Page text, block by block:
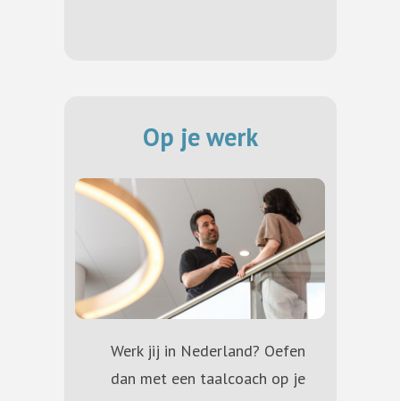
Op je werk
Werk jij in Nederland? Oefen
dan met een taalcoach op je